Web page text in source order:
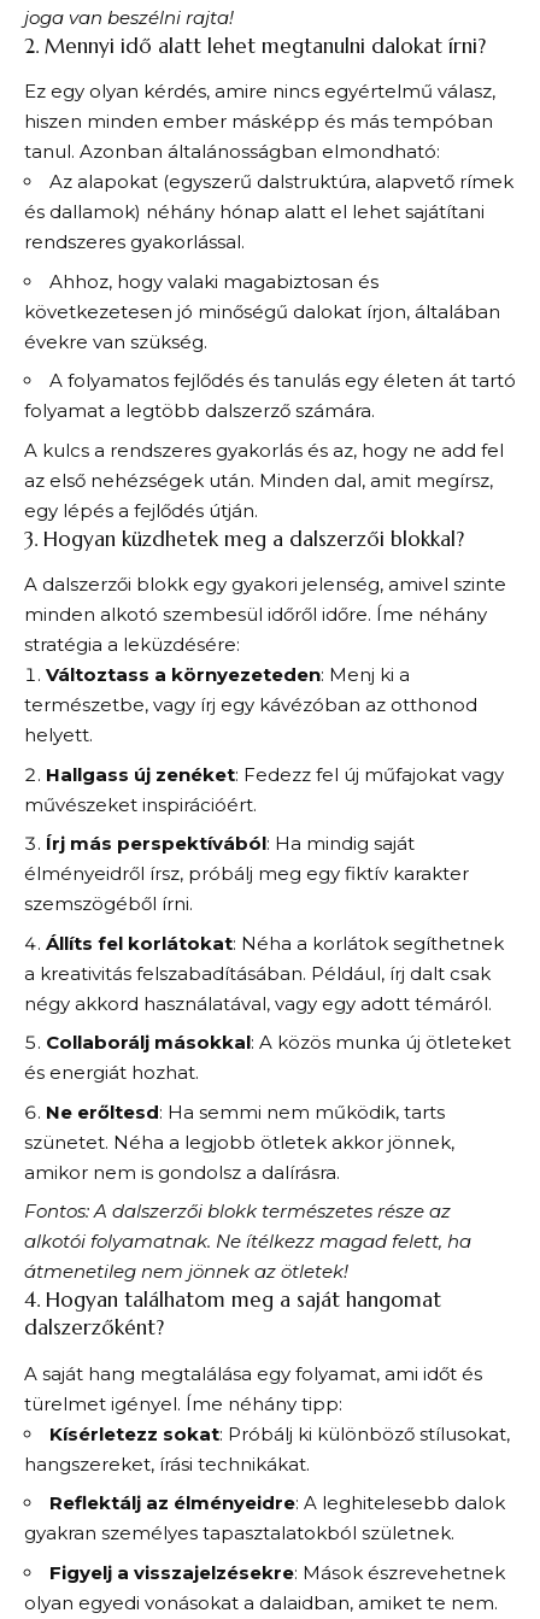
joga van beszélni rajta!
2. Mennyi idő alatt lehet megtanulni dalokat írni?
Ez egy olyan kérdés, amire nincs egyértelmű válasz,
hiszen minden ember másképp és más tempóban
tanul. Azonban általánosságban elmondható:
Az alapokat (egyszerű dalstruktúra, alapvető rímek
és dallamok) néhány hónap alatt el lehet sajátítani
rendszeres gyakorlással.
Ahhoz, hogy valaki magabiztosan és
következetesen jó minőségű dalokat írjon, általában
évekre van szükség.
A folyamatos fejlődés és tanulás egy életen át tartó
folyamat a legtöbb dalszerző számára.
A kulcs a rendszeres gyakorlás és az, hogy ne add fel
az első nehézségek után. Minden dal, amit megírsz,
egy lépés a fejlődés útján.
3. Hogyan küzdhetek meg a dalszerzői blokkal?
A dalszerzői blokk egy gyakori jelenség, amivel szinte
minden alkotó szembesül időről időre. Íme néhány
stratégia a leküzdésére:
Változtass a környezeteden: Menj ki a
természetbe, vagy írj egy kávézóban az otthonod
helyett.
Hallgass új zenéket: Fedezz fel új műfajokat vagy
művészeket inspirációért.
Írj más perspektívából: Ha mindig saját
élményeidről írsz, próbálj meg egy fiktív karakter
szemszögéből írni.
Állíts fel korlátokat: Néha a korlátok segíthetnek
a kreativitás felszabadításában. Például, írj dalt csak
négy akkord használatával, vagy egy adott témáról.
Collaborálj másokkal: A közös munka új ötleteket
és energiát hozhat.
Ne erőltesd: Ha semmi nem működik, tarts
szünetet. Néha a legjobb ötletek akkor jönnek,
amikor nem is gondolsz a dalírásra.
Fontos: A dalszerzői blokk természetes része az
alkotói folyamatnak. Ne ítélkezz magad felett, ha
átmenetileg nem jönnek az ötletek!
4. Hogyan találhatom meg a saját hangomat
dalszerzőként?
A saját hang megtalálása egy folyamat, ami időt és
türelmet igényel. Íme néhány tipp:
Kísérletezz sokat: Próbálj ki különböző stílusokat,
hangszereket, írási technikákat.
Reflektálj az élményeidre: A leghitelesebb dalok
gyakran személyes tapasztalatokból születnek.
Figyelj a visszajelzésekre: Mások észrevehetnek
olyan egyedi vonásokat a dalaidban, amiket te nem.